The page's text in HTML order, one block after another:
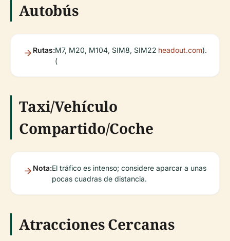
Autobús
Rutas:M7, M20, M104, SIM8, SIM22
(
headout.com).
Taxi/Vehículo
Compartido/Coche
Nota:El tráfico es intenso; considere aparcar a unas
pocas cuadras de distancia.
Atracciones Cercanas